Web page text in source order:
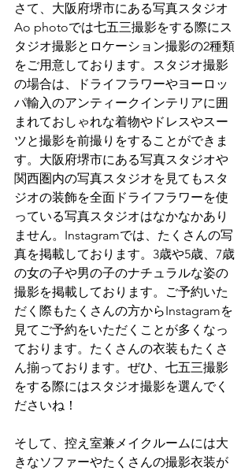
さて、大阪府堺市にある写真スタジオ
Ao photoでは七五三撮影をする際にス
タジオ撮影とロケーション撮影の2種類
をご用意しております。スタジオ撮影
の場合は、ドライフラワーやヨーロッ
パ輸入のアンティークインテリアに囲
まれておしゃれな着物やドレスやスー
ツと撮影を前撮りをすることができま
す。大阪府堺市にある写真スタジオや
関西圏内の写真スタジオを見てもスタ
ジオの装飾を全面ドライフラワーを使
っている写真スタジオはなかなかあり
ません。Instagramでは、たくさんの写
真を掲載しております。3歳や5歳、7歳
の女の子や男の子のナチュラルな姿の
撮影を掲載しております。ご予約いた
だく際もたくさんの方からInstagramを
見てご予約をいただくことが多くなっ
ております。たくさんの衣装もたくさ
ん揃っております。ぜひ、七五三撮影
をする際にはスタジオ撮影を選んでく
ださいね！
そして、控え室兼メイクルームには大
きなソファーやたくさんの撮影衣装が